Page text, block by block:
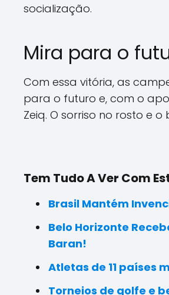
socialização.
Mira para o
Com essa vitória, as
para o futuro e, com o
Zeiq. O sorriso no rosto e
Tem Tudo A Ver Com
Brasil Mantém
Belo Horizonte
Baran!
Atletas de 11 países
Torneios de golfe e